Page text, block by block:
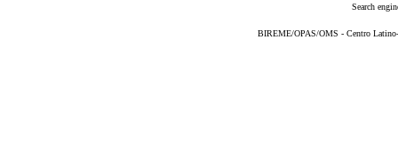
Search
BIREME/OPAS/OMS - Centro Latino-